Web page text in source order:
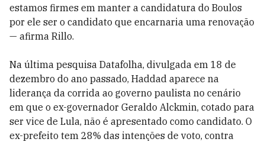
estamos firmes em manter a candidatura do Boulos
por ele ser o candidato que encarnaria uma renovação
— afirma Rillo.
Na última pesquisa Datafolha, divulgada em 18 de
dezembro do ano passado, Haddad aparece na
liderança da corrida ao governo paulista no cenário
em que o ex-governador Geraldo Alckmin, cotado para
ser vice de Lula, não é apresentado como candidato. O
ex-prefeito tem 28% das intenções de voto, contra